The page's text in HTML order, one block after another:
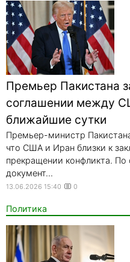
Премьер Пакистана
соглашении между
ближайшие сутки
Премьер-министр
что США и Иран близки к
прекращении конфликта.
документ...
13.06.2026 15:40 0
Политика